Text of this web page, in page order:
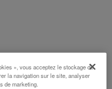
», vous acceptez le stockage de
la navigation sur le site, analyser
de marketing.